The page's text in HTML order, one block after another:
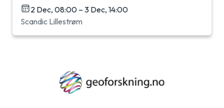
2 Dec, 08:00 – 3 Dec, 14:00
Scandic Lillestrøm